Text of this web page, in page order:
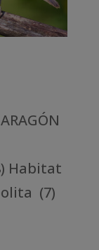
Habitat
(7)